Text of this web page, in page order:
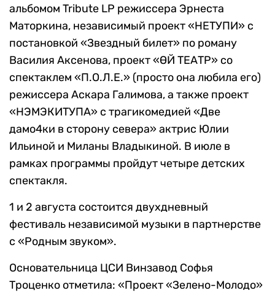
альбомом Tribute LP режиссера Эрнеста
Маторкина, независимый проект «НЕТУПИ» с
постановкой «Звездный билет» по роману
Василия Аксенова, проект «ӨЙ ТЕАТР» со
спектаклем «П.О.Л.Е.» (просто она любила его)
режиссера Аскара Галимова, а также проект
«НЭМЭКИТУПА» с трагикомедией «Две
дамо4ки в сторону севера» актрис Юлии
Ильиной и Миланы Владыкиной. В июле в
рамках программы пройдут четыре детских
спектакля.
1 и 2 августа состоится двухдневный
фестиваль независимой музыки в партнерстве
с «Родным звуком».
Основательница ЦСИ Винзавод Софья
Троценко отметила: «Проект «Зелено-Молодо»